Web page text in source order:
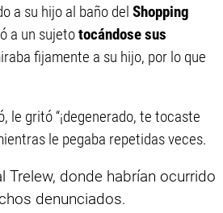
a su hijo al baño del Shopping
a un sujetotocándose sus
fijamente a su hijo, por lo que
le gritó “¡degenerado, te tocaste
le pegaba repetidas veces.